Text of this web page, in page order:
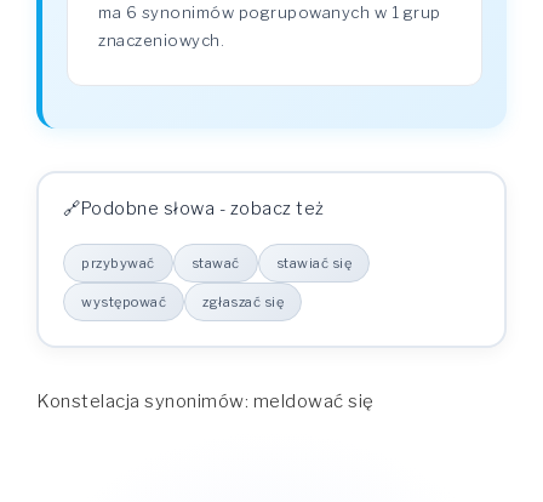
ma 6 synonimów pogrupowanych w 1 grup
znaczeniowych.
Podobne słowa - zobacz też
przybywać stawać stawiać się
występować zgłaszać się
Konstelacja synonimów: meldować się